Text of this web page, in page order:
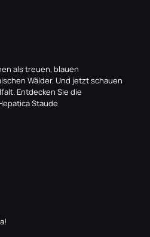
als treuen, blauen
Wälder. Und jetzt schauen
Entdecken Sie die
Staude